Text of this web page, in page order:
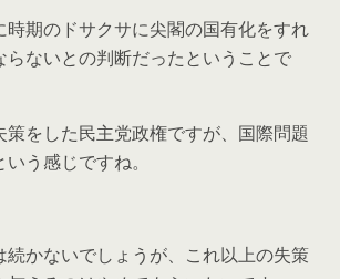
時期のドサクサに尖閣の国有化をすれ
らないとの判断だったということで
策をした民主党政権ですが、国際問題
う感じですね。
続かないでしょうが、これ以上の失策